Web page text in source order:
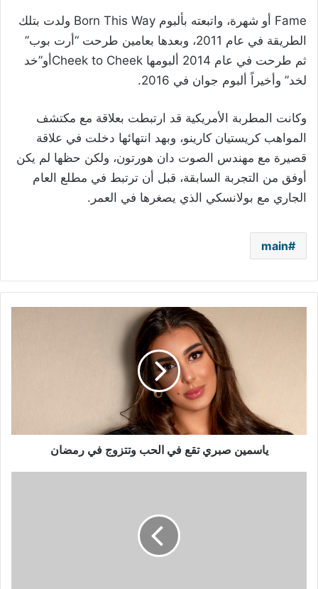
Fame أو شهرة، واتبعته بألبوم Born This Way ولدت بتلك
الطريقة في عام 2011، وبعدها بعامين طرحت “أرت بوب”
ثم طرحت في عام 2014 ألبومها
Cheek to Cheek أو”خد
لخد” وأخيراً ألبوم جوان في 2016.
وكانت المطربة الأمريكية قد ارتبطت بعلاقة مع مكتشف
المواهب كريستيان كارينو، وبهد انتهائها دخلت في علاقة
قصيرة مع مهندس الصوت دان هورتون، ولكن حظها لم يكن
أوفق من التجربة السابقة، قبل أن ترتبط في مطلع العام
الجاري مع بولانسكي الذي يصغرها في العمر.
main
ياسمين صبري تقع في الحب وتتزوج في رمضان